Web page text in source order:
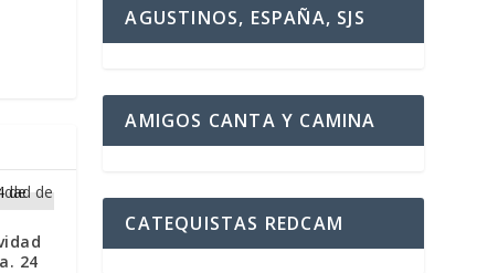
24
AGUSTINOS, ESPAÑA, SJS
AMIGOS CANTA Y CAMINA
CATEQUISTAS REDCAM